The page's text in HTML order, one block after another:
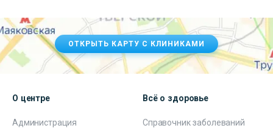
ОТКРЫТЬ КАРТУ С КЛИНИКАМИ
О центре
Администрация
Всё о здоровье
Справочник заболеваний